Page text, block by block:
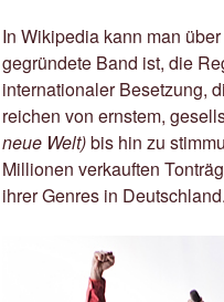
In Wikipedia kann man
gegründete Band ist, die
internationaler Besetzung,
reichen von ernstem,
neue Welt)bis hin zu
Millionen verkauften
ihrer Genres in Deutschland.